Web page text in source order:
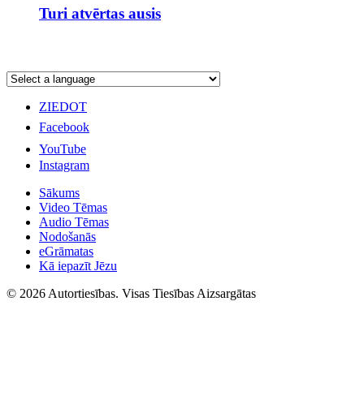
Turi atvērtas ausis
ZIEDOT
Facebook
YouTube
Instagram
Sākums
Video Tēmas
Audio Tēmas
Nodošanās
eGrāmatas
Kā iepazīt Jēzu
© 2026 Autortiesības. Visas Tiesības Aizsargātas